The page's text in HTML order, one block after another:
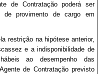
de Contratação poderá ser
de provimento de cargo em
restrição na hipótese anterior,
e a indisponibilidade de
ao desempenho das
de Contratação previsto